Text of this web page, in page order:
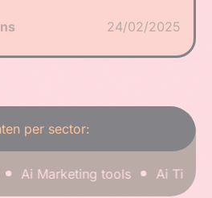
24/02/2025
per sector:
Ai Marketing tools Ai Tips &